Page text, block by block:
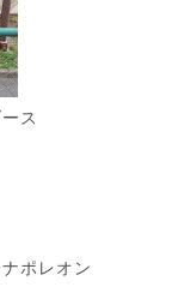
ス
ポレオン